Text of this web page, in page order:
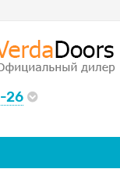
26